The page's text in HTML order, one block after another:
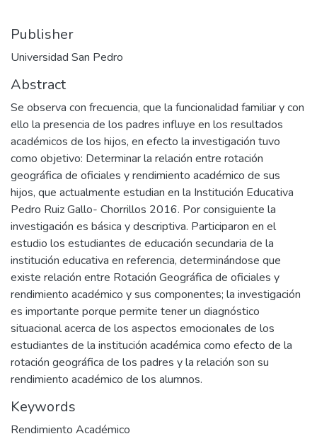
Publisher
Universidad San Pedro
Abstract
Se observa con frecuencia, que la funcionalidad familiar y con
ello la presencia de los padres influye en los resultados
académicos de los hijos, en efecto la investigación tuvo
como objetivo: Determinar la relación entre rotación
geográfica de oficiales y rendimiento académico de sus
hijos, que actualmente estudian en la Institución Educativa
Pedro Ruiz Gallo- Chorrillos 2016. Por consiguiente la
investigación es básica y descriptiva. Participaron en el
estudio los estudiantes de educación secundaria de la
institución educativa en referencia, determinándose que
existe relación entre Rotación Geográfica de oficiales y
rendimiento académico y sus componentes; la investigación
es importante porque permite tener un diagnóstico
situacional acerca de los aspectos emocionales de los
estudiantes de la institución académica como efecto de la
rotación geográfica de los padres y la relación son su
rendimiento académico de los alumnos.
Keywords
Rendimiento Académico